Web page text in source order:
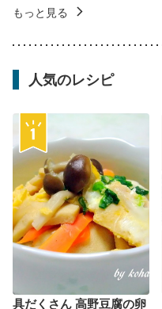
もっと見る
人気のレシピ
具だくさん 高野豆腐の卵